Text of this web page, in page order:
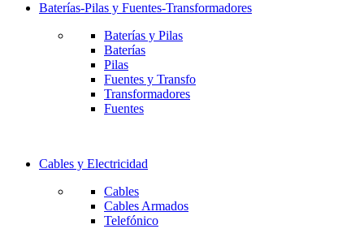
Baterías-Pilas y Fuentes-Transformadores
Baterías y Pilas
Baterías
Pilas
Fuentes y Transfo
Transformadores
Fuentes
Cables y Electricidad
Cables
Cables Armados
Telefónico